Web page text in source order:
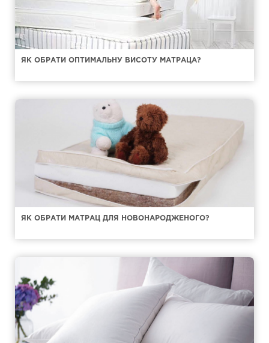
ЯК ОБРАТИ ОПТИМАЛЬНУ ВИСОТУ МАТРАЦА?
ЯК ОБРАТИ МАТРАЦ ДЛЯ НОВОНАРОДЖЕНОГО?